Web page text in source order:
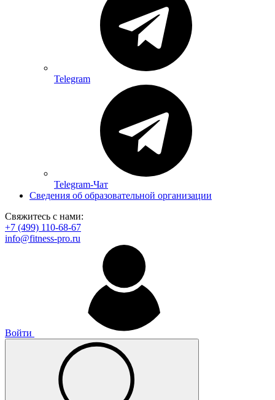
Telegram
Telegram-Чат
Сведения об образовательной организации
Свяжитесь с нами:
+7 (499) 110-68-67
info@fitness-pro.ru
Войти